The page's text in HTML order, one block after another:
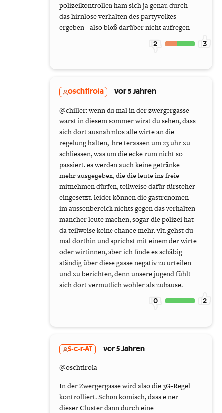
polizeikontrollen ham sich ja genau durch
das hirnlose verhalten des partyvolkes
ergeben - also bloß darüber nicht aufregen
2 3
oschtirola vor 5 Jahren
@chiller: wenn du mal in der zwergergasse
warst in diesem sommer wirst du sehen, dass
sich dort ausnahmlos alle wirte an die
regelung halten, ihre terassen um 23 uhr zu
schliessen, was um die ecke rum nicht so
passiert. es werden auch keine getränke
mehr ausgegeben, die die leute ins freie
mitnehmen dürfen, teilweise dafür türsteher
eingesetzt. leider können die gastronomen
im aussenbereich nichts gegen das verhalten
mancher leute machen, sogar die polizei hat
da teilweise keine chance mehr. vlt. gehst du
mal dorthin und sprichst mit einem der wirte
oder wirtinnen, aber ich finde es schäbig
ständig über diese gasse negativ zu urteilen
und zu berichten, denn unsere jugend fühlt
sich dort vermutlich wohler als zuhause.
0 2
S-c-r-AT vor 5 Jahren
@oschtirola
In der Zwergergasse wird also die 3G-Regel
kontrolliert. Schon komisch, dass einer
dieser Cluster dann durch eine